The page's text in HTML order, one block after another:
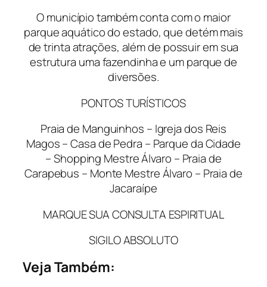
O município também conta com o maior
parque aquático do estado, que detém mais
de trinta atrações, além de possuir em sua
estrutura uma fazendinha e um parque de
diversões.
PONTOS TURÍSTICOS
Praia de Manguinhos – Igreja dos Reis
Magos – Casa de Pedra – Parque da Cidade
– Shopping Mestre Álvaro – Praia de
Carapebus – Monte Mestre Álvaro – Praia de
Jacaraípe
MARQUE SUA CONSULTA ESPIRITUAL
SIGILO ABSOLUTO
Veja Também: